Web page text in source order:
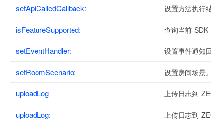
setApiCalledCallback: 设置方法执行结
isFeatureSupported: 查询当前 SDK 是
setEventHandler: 设置事件通知回
setRoomScenario: 设置房间场景。
uploadLog 上传日志到
uploadLog: 上传日志到